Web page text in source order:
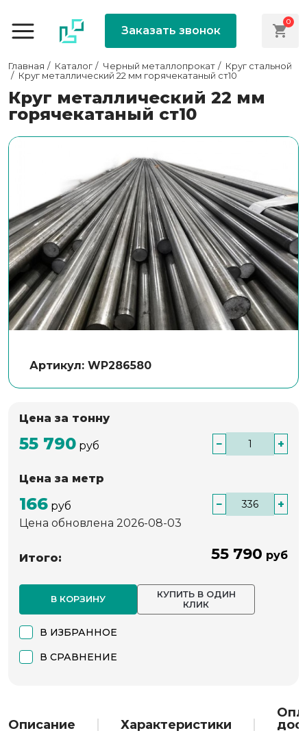
Заказать звонок
0
Главная Каталог Черный металлопрокат
Круг стальной
Круг металлический 22 мм горячекатаный ст10
Круг металлический 22 мм
горячекатаный ст10
Артикул: WP286580
Цена за тонну
55 790 руб − +
Цена за метр
166 руб −
+
Цена обновлена 2026-08-03
Итого: 55 790 руб
В КОРЗИНУ
КУПИТЬ В ОДИН
КЛИК
В ИЗБРАННОЕ
В СРАВНЕНИЕ
Описание Характеристики